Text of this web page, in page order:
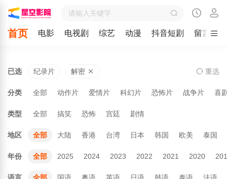
首页 电影 电视剧 综艺 动漫 抖音短剧 留言
已选 纪录片 解密 重选
分类 全部 动作片 爱情片 科幻片 恐怖片 战争片 喜
类型 全部 搞笑 恐怖 宫廷 剧情
地区 全部 大陆 香港 台湾 日本 韩国 欧美 泰国
年份 全部 2025 2024 2023 2022 2021 2020